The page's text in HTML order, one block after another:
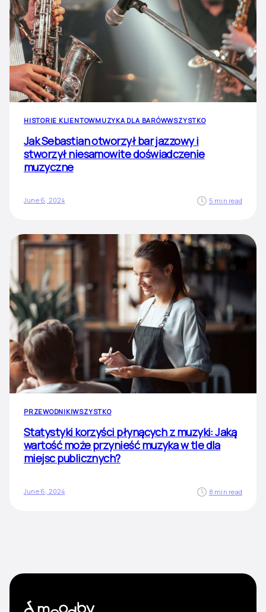
HISTORIE KLIENTOWMUZYKA DLA BARÓWWSZYSTKO
Jak Sebastian otworzył bar jazzowy i
stworzył niesamowite doświadczenie
muzyczne
June 6, 2024 5 min read
PRZEWODNIKIWSZYSTKO
Statystyki korzyści płynących z muzyki: Jaką
wartość może przynieść muzyka w tle dla
miejsc publicznych?
June 6, 2024 8 min read